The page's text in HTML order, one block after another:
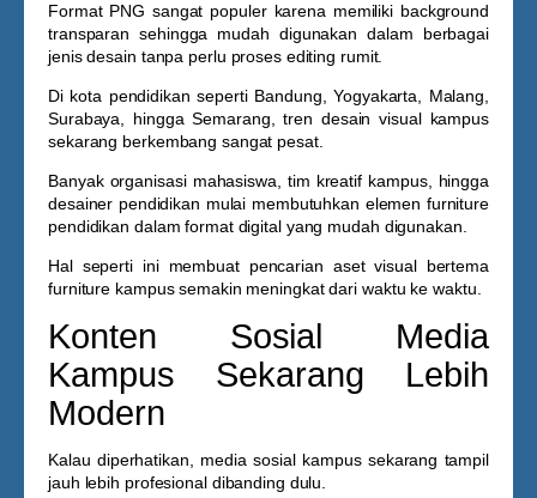
Format PNG sangat populer karena memiliki background
transparan sehingga mudah digunakan dalam berbagai
jenis desain tanpa perlu proses editing rumit.
Di kota pendidikan seperti Bandung, Yogyakarta, Malang,
Surabaya, hingga Semarang, tren desain visual kampus
sekarang berkembang sangat pesat.
Banyak organisasi mahasiswa, tim kreatif kampus, hingga
desainer pendidikan mulai membutuhkan elemen furniture
pendidikan dalam format digital yang mudah digunakan.
Hal seperti ini membuat pencarian aset visual bertema
furniture kampus semakin meningkat dari waktu ke waktu.
Konten Sosial Media
Kampus Sekarang Lebih
Modern
Kalau diperhatikan, media sosial kampus sekarang tampil
jauh lebih profesional dibanding dulu.